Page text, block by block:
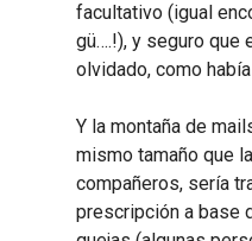
facultativo (igual
gü….!), y seguro que
olvidado, como
Y la montaña de
mismo tamaño que
compañeros, sería
prescripción a base